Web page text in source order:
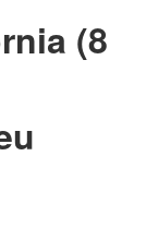
(8